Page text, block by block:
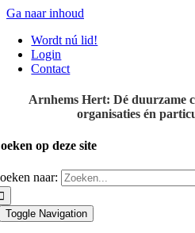
Ga naar inhoud
Wordt nú lid!
Login
Contact
Arnhems Hert: Dé duurzame
organisaties én
op deze site
naar:
Toggle Navigation